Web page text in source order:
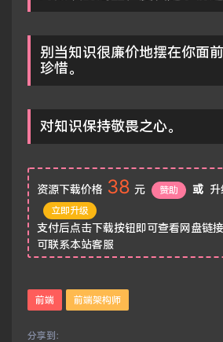
别当知识很廉价地摆在你面
珍惜。
对知识保持敬畏之心。
资源下载价格 38 元 赞助 或
立即升级
支付后点击下载按钮即可查看网盘链
可联系本站客服
前端 前端架构师
分享到：